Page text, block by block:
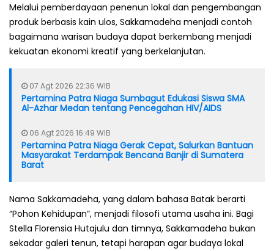
Melalui pemberdayaan penenun lokal dan pengembangan
produk berbasis kain ulos, Sakkamadeha menjadi contoh
bagaimana warisan budaya dapat berkembang menjadi
kekuatan ekonomi kreatif yang berkelanjutan.
07 Agt 2026 22:36 WIB
Pertamina Patra Niaga Sumbagut Edukasi Siswa SMA
Al-Azhar Medan tentang Pencegahan HIV/AIDS
06 Agt 2026 16:49 WIB
Pertamina Patra Niaga Gerak Cepat, Salurkan Bantuan
Masyarakat Terdampak Bencana Banjir di Sumatera
Barat
Nama Sakkamadeha, yang dalam bahasa Batak berarti
“Pohon Kehidupan”, menjadi filosofi utama usaha ini. Bagi
Stella Florensia Hutajulu dan timnya, Sakkamadeha bukan
sekadar galeri tenun, tetapi harapan agar budaya lokal